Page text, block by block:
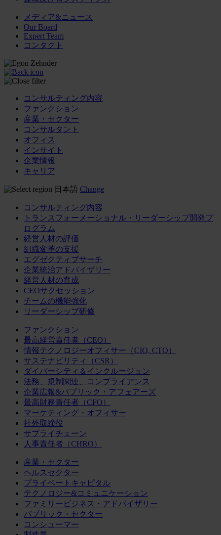
メディア&ニュース
Our Board
Expert Team
コンタクト
コンサルティング内容
ファンクション
産業・セクター
コンサルタント
オフィス
インサイト
企業情報
キャリア
日本語 Change
コンサルティング内容
トランスフォーメーショナル・リーダーシップ開発プ
ログラム
経営人材の評価
組織変革の支援
エグゼクティブサーチ
企業統治アドバイザリー
経営人材の育成
CEOサクセッション
チームの機能強化
リーダーシップ研修
ファンクション
最高経営責任者（CEO）
情報テクノロジーオフィサー（CIO, CTO）
サステナビリティ（CSR）
ダイバーシティ＆インクルージョン
法務、規制関連、コンプライアンス
企業広報&パブリック・アフェアーズ
最高財務責任者（CFO）
マーケティング・オフィサー
社外取締役
サプライチェーン
人事責任者（CHRO）
産業・セクター
ヘルスセクター
プライベートキャピタル
テクノロジー&コミュニケーション
ファミリービジネス・アドバイザリー
パブリック・セクター
コンシューマー